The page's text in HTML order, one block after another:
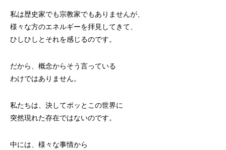
私は歴史家でも宗教家でもありませんが、
様々な方のエネルギーを拝見してきて、
ひしひしとそれを感じるのです。
だから、概念からそう言っている
わけではありません。
私たちは、決してポッとこの世界に
突然現れた存在ではないのです。
中には、様々な事情から